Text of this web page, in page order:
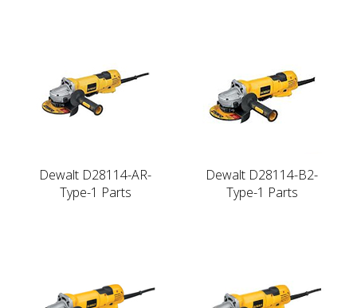
Dewalt D28114-AR-
Type-1 Parts
Dewalt D28114-B2-
Type-1 Parts